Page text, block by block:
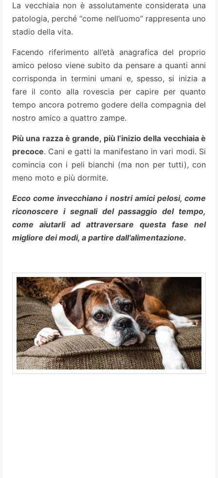
La vecchiaia non è assolutamente considerata una
patologia, perché “come nell’uomo” rappresenta uno
stadio della vita.
Facendo riferimento all’età anagrafica del proprio
amico peloso viene subito da pensare a quanti anni
corrisponda in termini umani e, spesso, si inizia a
fare il conto alla rovescia per capire per quanto
tempo ancora potremo godere della compagnia del
nostro amico a quattro zampe.
Più una razza è grande, più l’inizio della vecchiaia è
precoce. Cani e gatti la manifestano in vari modi. Si
comincia con i peli bianchi (ma non per tutti), con
meno moto e più dormite.
Ecco come invecchiano i nostri amici pelosi, come
riconoscere i segnali del passaggio del tempo,
come aiutarli ad attraversare questa fase nel
migliore dei modi, a partire dall’alimentazione.